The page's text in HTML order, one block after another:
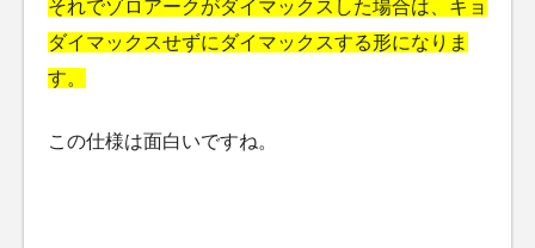
それでゾロアークがダイマックスした場合は、キョ
ダイマックスせずにダイマックスする形になりま
す。
この仕様は面白いですね。